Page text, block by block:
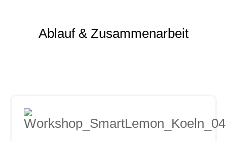
Ablauf & Zusammenarbeit​